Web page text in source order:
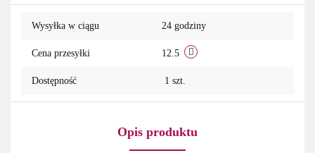
Wysyłka w ciągu 24 godziny
Cena przesyłki 12.5
Dostępność 1 szt.
Opis produktu